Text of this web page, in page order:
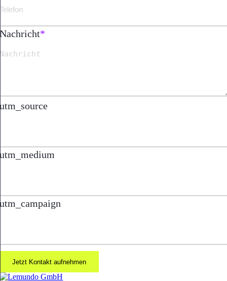
Nachricht*
utm_source
utm_medium
utm_campaign
Jetzt Kontakt aufnehmen